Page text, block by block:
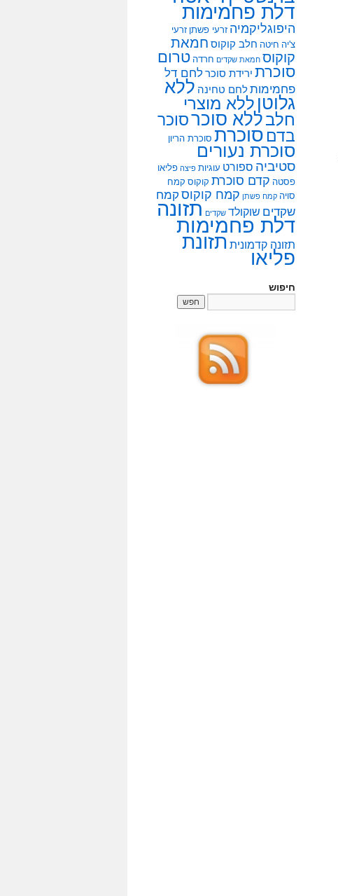
דלת פחמימות
היפוגליקמיה זרעי פשתן זרעי
צ'יה חיטה חלב קוקוס חמאת
קוקוס חמאת שקדים חרדה טרום
סוכרת ירידת סוכרלחם דל
פחמימותלחם טחינה ללא
גלוטן ללא מוצרי
חלבללא סוכרסוכר
בדם סוכרת סוכרת הריון
סוכרת נעורים
סטיביה ספורט עוגיות פיצה פליאו
פסטה קדם סוכרת קוקוס קמח
סויה קמח פשתן קמח קוקוס קמח
שקדים שוקולד שקדים תזונה
דלת פחמימות
תזונה קדמונית תזונת
פליאו
חיפוש